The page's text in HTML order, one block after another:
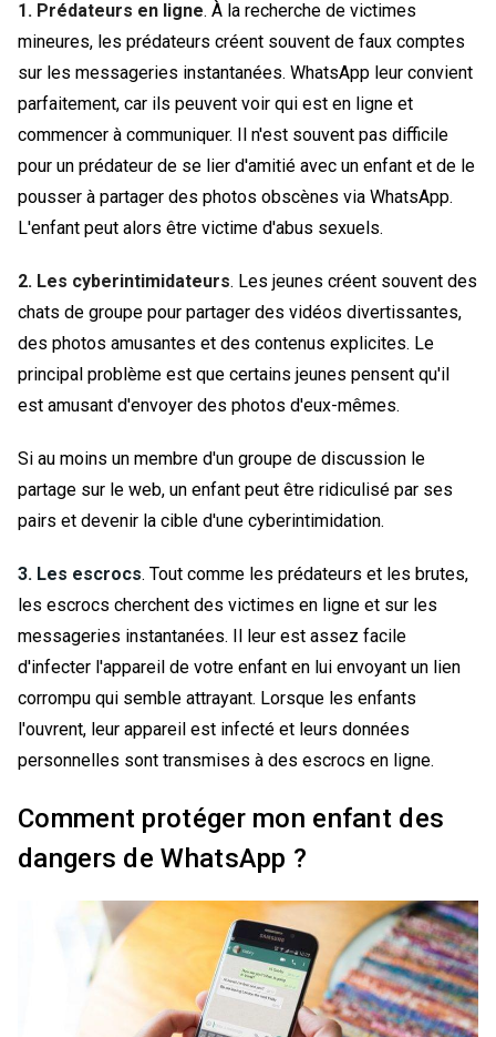
1. Prédateurs en ligne. À la recherche de victimes
mineures, les prédateurs créent souvent de faux comptes
sur les messageries instantanées. WhatsApp leur convient
parfaitement, car ils peuvent voir qui est en ligne et
commencer à communiquer. Il n'est souvent pas difficile
pour un prédateur de se lier d'amitié avec un enfant et de le
pousser à partager des photos obscènes via WhatsApp.
L'enfant peut alors être victime d'abus sexuels.
2. Les cyberintimidateurs. Les jeunes créent souvent des
chats de groupe pour partager des vidéos divertissantes,
des photos amusantes et des contenus explicites. Le
principal problème est que certains jeunes pensent qu'il
est amusant d'envoyer des photos d'eux-mêmes.
Si au moins un membre d'un groupe de discussion le
partage sur le web, un enfant peut être ridiculisé par ses
pairs et devenir la cible d'une cyberintimidation.
3. Les escrocs. Tout comme les prédateurs et les brutes,
les escrocs cherchent des victimes en ligne et sur les
messageries instantanées. Il leur est assez facile
d'infecter l'appareil de votre enfant en lui envoyant un lien
corrompu qui semble attrayant. Lorsque les enfants
l'ouvrent, leur appareil est infecté et leurs données
personnelles sont transmises à des escrocs en ligne.
Comment protéger mon enfant des
dangers de WhatsApp ?